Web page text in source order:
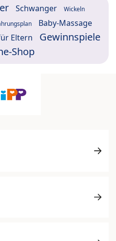
Schwanger Wickeln
Baby-Massage
Eltern
Gewinnspiele
Shop